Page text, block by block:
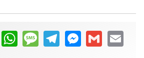
PinterestWhatsAppMessageTelegramMessenger
Gmail Email